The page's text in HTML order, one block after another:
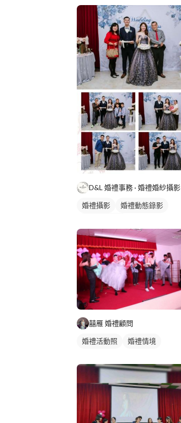
D&L 婚禮事務 · 婚禮婚紗攝影
婚禮攝影
婚禮動態錄影
囍雁 婚禮顧問
婚禮活動照 婚禮情境